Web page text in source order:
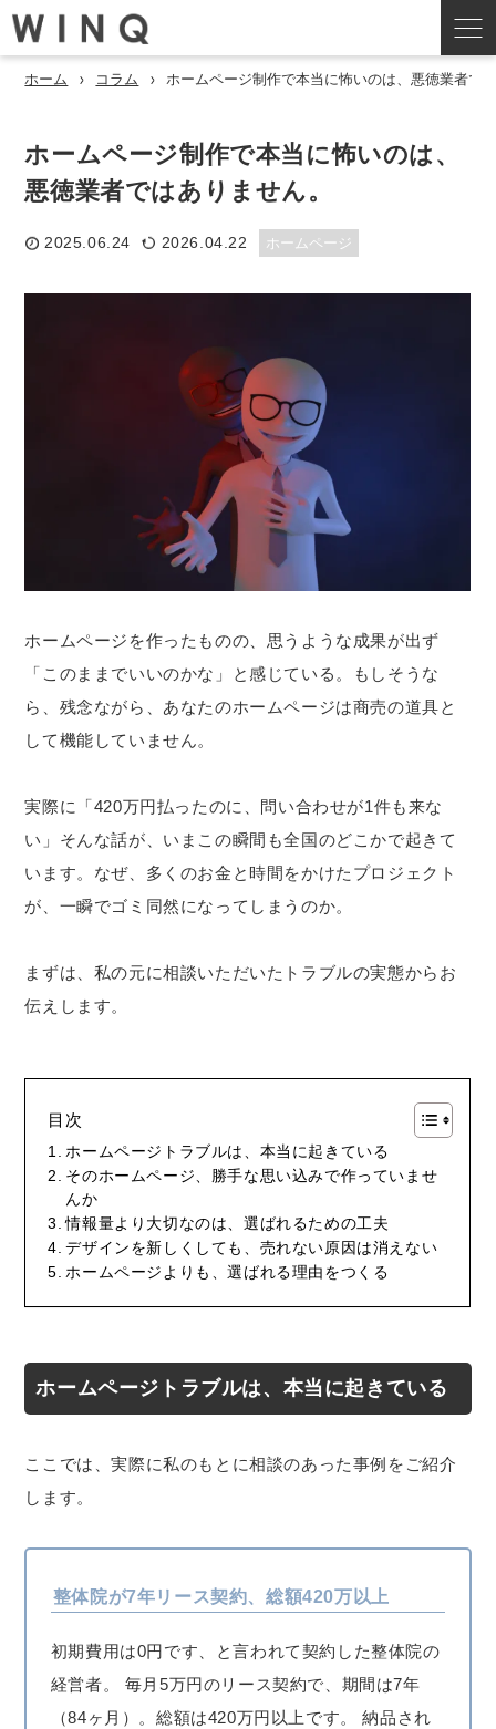
ホーム コラム ホームページ制作で本当に怖いのは、悪徳業者で
ホームページ制作で本当に怖いのは、
悪徳業者ではありません。
2025.06.24 2026.04.22 ホームページ
ホームページを作ったものの、思うような成果が出ず
「このままでいいのかな」と感じている。もしそうな
ら、残念ながら、あなたのホームページは商売の道具と
して機能していません。
実際に「420万円払ったのに、問い合わせが1件も来な
い」そんな話が、いまこの瞬間も全国のどこかで起きて
います。なぜ、多くのお金と時間をかけたプロジェクト
が、一瞬でゴミ同然になってしまうのか。
まずは、私の元に相談いただいたトラブルの実態からお
伝えします。
目次
ホームページトラブルは、本当に起きている
そのホームページ、勝手な思い込みで作っていませ
んか
情報量より大切なのは、選ばれるための工夫
デザインを新しくしても、売れない原因は消えない
ホームページよりも、選ばれる理由をつくる
ホームページトラブルは、本当に起きている
ここでは、実際に私のもとに相談のあった事例をご紹介
します。
整体院が7年リース契約、総額420万以上
初期費用は0円です、と言われて契約した整体院の
経営者。 毎月5万円のリース契約で、期間は7年
（84ヶ月）。総額は420万円以上です。 納品され